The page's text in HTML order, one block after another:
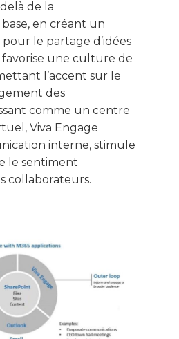
de la
en créant un
le partage d’idées
favorise une culture de
l’accent sur le
des
comme un centre
Viva Engage
interne, stimule
le sentiment
collaborateurs.